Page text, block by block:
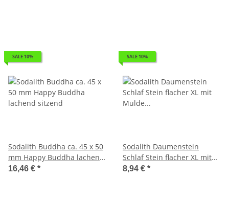
SALE 10%
Sodalith Buddha ca. 45 x 50
mm Happy Buddha lachend
sitzend
16,46 € *
SALE 10%
Sodalith Daumenstein
Schlaf Stein flacher XL mit
Mulde ca. 40 x 60 mm
8,94 € *